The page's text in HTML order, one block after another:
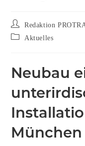
Redaktion
Aktuelles
Neubau
München